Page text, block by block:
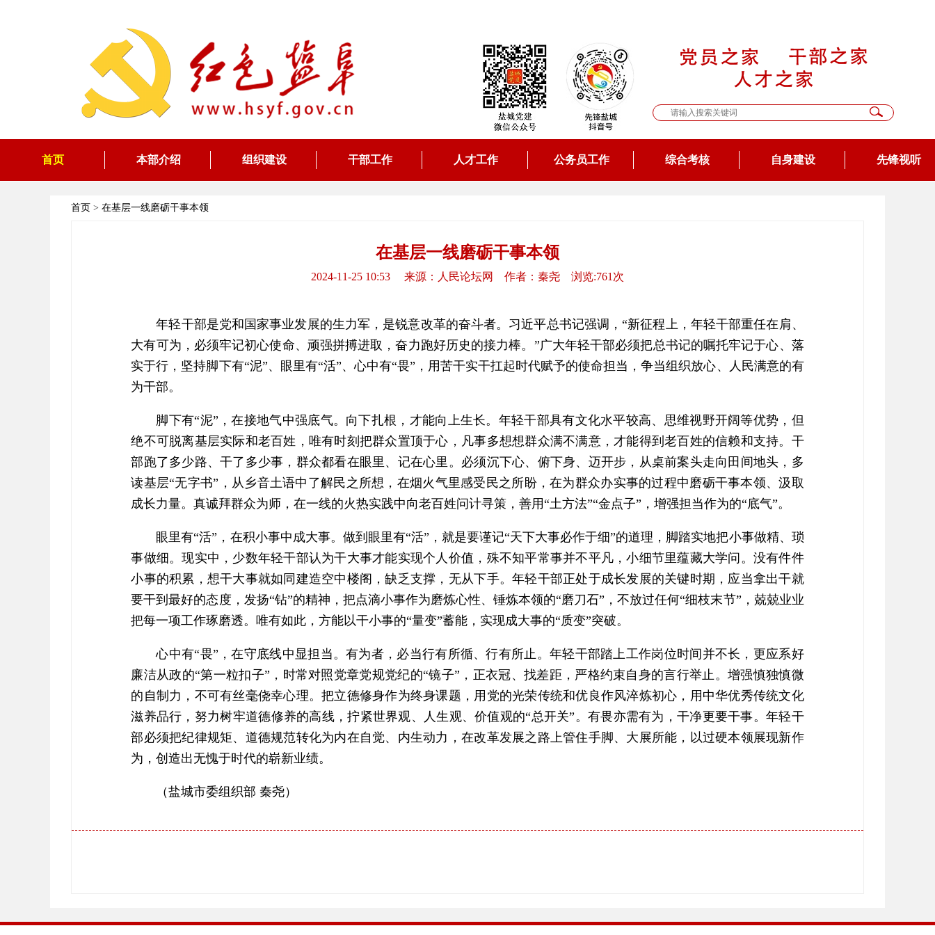
首页 本部介绍 组织建设 干部工作 人才工作 公务员工作 综合考核 自身建设 先锋视听
首页 > 在基层一线磨砺干事本领
在基层一线磨砺干事本领
2024-11-25 10:53 来源：人民论坛网 作者：秦尧 浏览:761次
年轻干部是党和国家事业发展的生力军，是锐意改革的奋斗者。习近平总书记强调，“新征程上，年轻干部重任在肩、
大有可为，必须牢记初心使命、顽强拼搏进取，奋力跑好历史的接力棒。”广大年轻干部必须把总书记的嘱托牢记于心、落
实于行，坚持脚下有“泥”、眼里有“活”、心中有“畏”，用苦干实干扛起时代赋予的使命担当，争当组织放心、人民满意的有
为干部。
脚下有“泥”，在接地气中强底气。向下扎根，才能向上生长。年轻干部具有文化水平较高、思维视野开阔等优势，但
绝不可脱离基层实际和老百姓，唯有时刻把群众置顶于心，凡事多想想群众满不满意，才能得到老百姓的信赖和支持。干
部跑了多少路、干了多少事，群众都看在眼里、记在心里。必须沉下心、俯下身、迈开步，从桌前案头走向田间地头，多
读基层“无字书”，从乡音土语中了解民之所想，在烟火气里感受民之所盼，在为群众办实事的过程中磨砺干事本领、汲取
成长力量。真诚拜群众为师，在一线的火热实践中向老百姓问计寻策，善用“土方法”“金点子”，增强担当作为的“底气”。
眼里有“活”，在积小事中成大事。做到眼里有“活”，就是要谨记“天下大事必作于细”的道理，脚踏实地把小事做精、琐
事做细。现实中，少数年轻干部认为干大事才能实现个人价值，殊不知平常事并不平凡，小细节里蕴藏大学问。没有件件
小事的积累，想干大事就如同建造空中楼阁，缺乏支撑，无从下手。年轻干部正处于成长发展的关键时期，应当拿出干就
要干到最好的态度，发扬“钻”的精神，把点滴小事作为磨炼心性、锤炼本领的“磨刀石”，不放过任何“细枝末节”，兢兢业业
把每一项工作琢磨透。唯有如此，方能以干小事的“量变”蓄能，实现成大事的“质变”突破。
心中有“畏”，在守底线中显担当。有为者，必当行有所循、行有所止。年轻干部踏上工作岗位时间并不长，更应系好
廉洁从政的“第一粒扣子”，时常对照党章党规党纪的“镜子”，正衣冠、找差距，严格约束自身的言行举止。增强慎独慎微
的自制力，不可有丝毫侥幸心理。把立德修身作为终身课题，用党的光荣传统和优良作风淬炼初心，用中华优秀传统文化
滋养品行，努力树牢道德修养的高线，拧紧世界观、人生观、价值观的“总开关”。有畏亦需有为，干净更要干事。年轻干
部必须把纪律规矩、道德规范转化为内在自觉、内生动力，在改革发展之路上管住手脚、大展所能，以过硬本领展现新作
为，创造出无愧于时代的崭新业绩。
（盐城市委组织部 秦尧）